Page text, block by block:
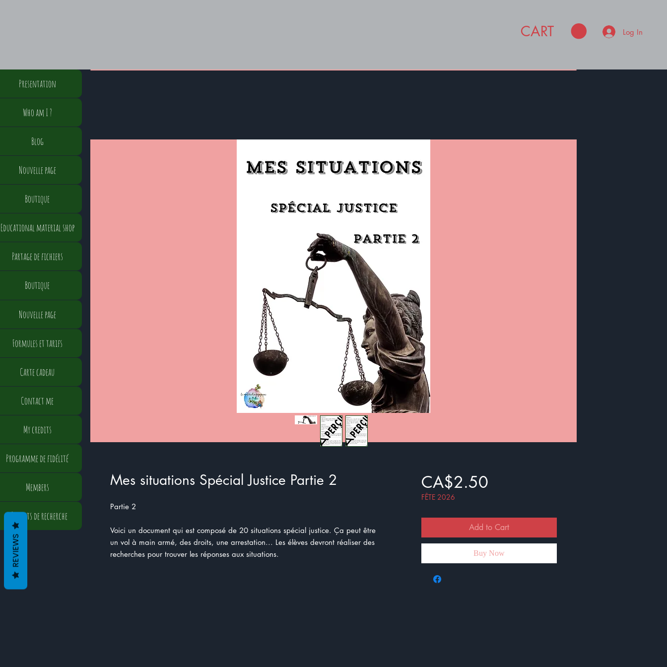
CART Log In
Mes situations Spécial Justice Partie 2
Partie 2
Voici un document qui est composé de 20 situations spécial justice. Ça peut être
un vol à main armé, des droits, une arrestation... Les élèves devront réaliser des
recherches pour trouver les réponses aux situations.
CA$2.50Price
FÊTE 2026
Add to Cart
Buy Now
Presentation
Who am I ?
Blog
Nouvelle page
Boutique
Educational material shop
Partage de fichiers
Boutique
Nouvelle page
Formules et tarifs
Carte cadeau
Contact me
My credits
Programme de fidélité
Members
Résultats de recherche
REVIEWS